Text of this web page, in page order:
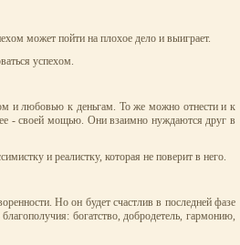
может пойти на плохое дело и выиграет.
успехом.
и любовью к деньгам. То же можно отнести и к
- своей мощью. Они взаимно нуждаются друг в
и реалистку, которая не поверит в него.
Но он будет счастлив в последней фазе
богатство, добродетель, гармонию,